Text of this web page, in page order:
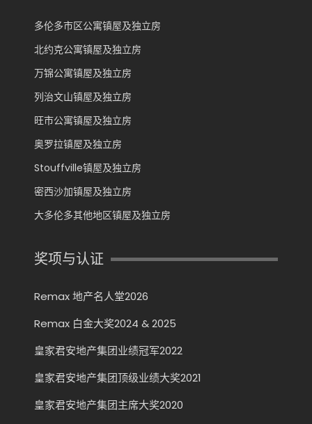
多伦多市区公寓镇屋及独立房
北约克公寓镇屋及独立房
万锦公寓镇屋及独立房
列治文山镇屋及独立房
旺市公寓镇屋及独立房
奥罗拉镇屋及独立房
Stouffville镇屋及独立房
密西沙加镇屋及独立房
大多伦多其他地区镇屋及独立房
奖项与认证
Remax 地产名人堂2026
Remax 白金大奖2024 & 2025
皇家君安地产集团业绩冠军2022
皇家君安地产集团顶级业绩大奖2021
皇家君安地产集团主席大奖2020